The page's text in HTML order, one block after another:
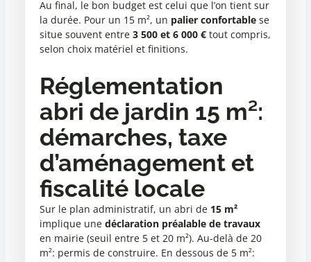
Au final, le bon budget est celui que l’on tient sur
la durée. Pour un 15 m², un palier confortablese
situe souvent entre 3 500 et 6 000 €tout compris,
selon choix matériel et finitions.
Réglementation
abri de jardin 15 m²:
démarches, taxe
d’aménagement et
fiscalité locale
Sur le plan administratif, un abri de 15 m²
implique une déclaration préalable de travaux
en mairie (seuil entre 5 et 20 m²). Au-delà de 20
m²: permis de construire. En dessous de 5 m²: